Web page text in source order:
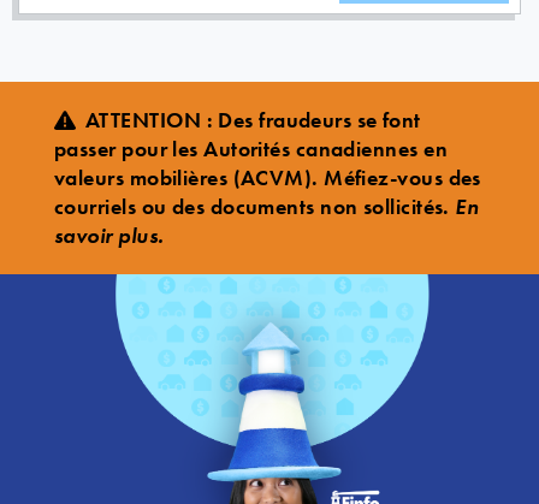
ATTENTION : Des fraudeurs se font
passer pour les Autorités canadiennes en
valeurs mobilières (ACVM). Méfiez-vous des
courriels ou des documents non sollicités. En
savoir plus.